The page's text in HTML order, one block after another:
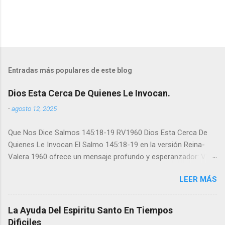
Entradas más populares de este blog
Dios Esta Cerca De Quienes Le Invocan.
-agosto 12, 2025
Que Nos Dice Salmos 145:18-19 RV1960 Dios Esta Cerca De
Quienes Le Invocan El Salmo 145:18-19 en la versión Reina-
Valera 1960 ofrece un mensaje profundo y esperanzador: V18.
que le invocan de veras. V19. “Cumplirá el deseo de los que le
temen; Oirá asimismo el clamor de ellos, y los salvará." Este
pasaje resalta la accesibilidad de Dios para quienes se acercan
a Él con sinceridad y reverencia. La cercanía divina no depende
LEER MÁS
La Ayuda Del Espiritu Santo En Tiempos
Dificiles